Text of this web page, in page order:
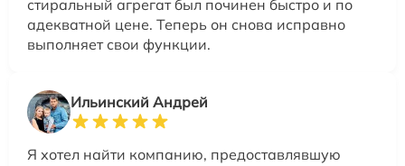
стиральный агрегат был починен быстро и по
адекватной цене. Теперь он снова исправно
выполняет свои функции.
Ильинский Андрей
Я хотел найти компанию, предоставлявшую